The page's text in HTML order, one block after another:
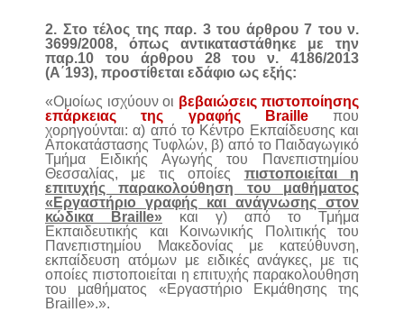
2. Στο τέλος της παρ. 3 του άρθρου 7 του ν.
3699/2008, όπως αντικαταστάθηκε με την
παρ.10 του άρθρου 28 του ν. 4186/2013
(Α΄193), προστίθεται εδάφιο ως εξής:
«Ομοίως ισχύουν οι βεβαιώσεις πιστοποίησης
επάρκειας της γραφής Braille
που
χορηγούνται: α) από το Κέντρο Εκπαίδευσης και
Αποκατάστασης Τυφλών, β) από το Παιδαγωγικό
Τμήμα Ειδικής Αγωγής του Πανεπιστημίου
Θεσσαλίας, με τις οποίες πιστοποιείται η
επιτυχής παρακολούθηση του μαθήματος
«Εργαστήριο γραφής και ανάγνωσης στον
κώδικα Braille» και γ) από το Τμήμα
Εκπαιδευτικής και Κοινωνικής Πολιτικής του
Πανεπιστημίου Μακεδονίας με κατεύθυνση,
εκπαίδευση ατόμων με ειδικές ανάγκες, με τις
οποίες πιστοποιείται η επιτυχής παρακολούθηση
του μαθήματος «Εργαστήριο Εκμάθησης της
Braille».».